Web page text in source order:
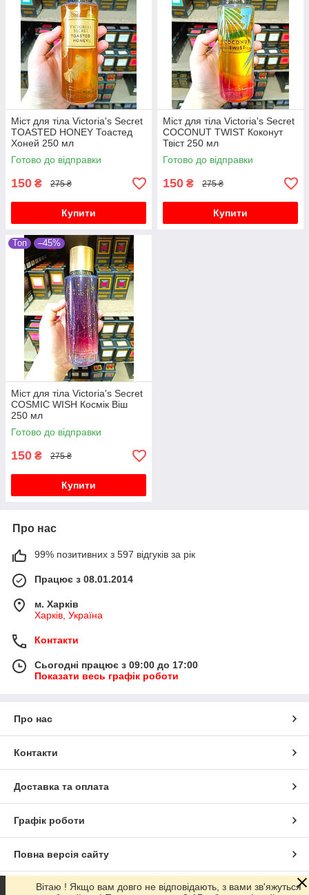
Міст для тіла Victoria's Secret
TOASTED HONEY Тоастед
Хоней 250 мл
Готово до відправки
150 ₴ 275 ₴
Купити
Міст для тіла Victoria's Secret
COCONUT TWIST Коконут
Твіст 250 мл
Готово до відправки
150 ₴ 275 ₴
Купити
Топ –45%
Міст для тіла Victoria's Secret
COSMIC WISH Космік Віш
250 мл
Готово до відправки
150 ₴ 275 ₴
Купити
Про нас
99% позитивних з 597 відгуків за рік
Працює з 08.01.2014
м. Харків
Харків, Україна
Контакти
Сьогодні працює з 09:00 до 17:00
Показати весь графік роботи
Про нас
Контакти
Доставка та оплата
Графік роботи
Повна версія сайту
Сайт створено на маркетплейсіProm.ua
Вітаю ! Якщо вам довго не відповідають, з вами зв'яжуться